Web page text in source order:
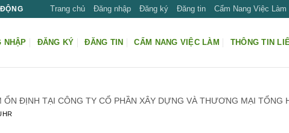
Trang chủ Đăng nhập Đăng ký Đăng tin Cẩm Nang Việc Làm
NHẬP ĐĂNG KÝ ĐĂNG TIN CẨM NANG VIỆC LÀM THÔNG TIN
ỔN ĐỊNH TẠI CÔNG TY CỔ PHẦN XÂY DỰNG VÀ THƯƠNG MẠI TỔNG